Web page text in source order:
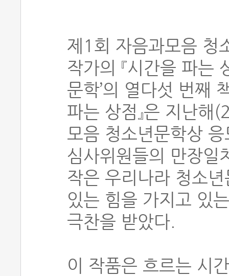
제1회 자음과모음 청
작가의 『시간을 파는
문학’의 열다섯 번째
파는 상점』은 지난
모음 청소년문학상
심사위원들의 만장일
작은 우리나라 청소
있는 힘을 가지고 있
극찬을 받았다.
이 작품은 흐르는 시